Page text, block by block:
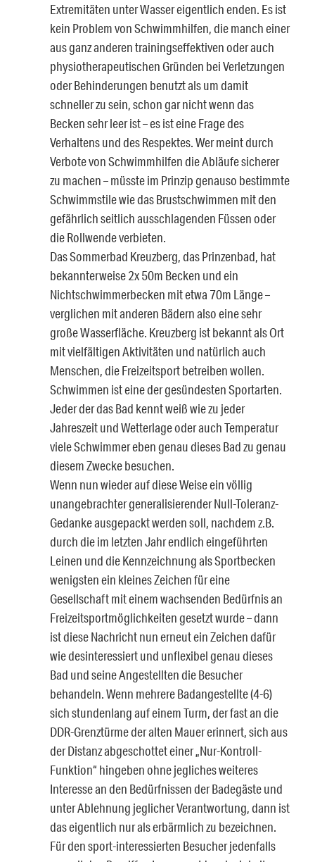
Extremitäten unter Wasser eigentlich enden. Es ist
kein Problem von Schwimmhilfen, die manch einer
aus ganz anderen trainingseffektiven oder auch
physiotherapeutischen Gründen bei Verletzungen
oder Behinderungen benutzt als um damit
schneller zu sein, schon gar nicht wenn das
Becken sehr leer ist – es ist eine Frage des
Verhaltens und des Respektes. Wer meint durch
Verbote von Schwimmhilfen die Abläufe sicherer
zu machen – müsste im Prinzip genauso bestimmte
Schwimmstile wie das Brustschwimmen mit den
gefährlich seitlich ausschlagenden Füssen oder
die Rollwende verbieten.
Das Sommerbad Kreuzberg, das Prinzenbad, hat
bekannterweise 2x 50m Becken und ein
Nichtschwimmerbecken mit etwa 70m Länge –
verglichen mit anderen Bädern also eine sehr
große Wasserfläche. Kreuzberg ist bekannt als Ort
mit vielfältigen Aktivitäten und natürlich auch
Menschen, die Freizeitsport betreiben wollen.
Schwimmen ist eine der gesündesten Sportarten.
Jeder der das Bad kennt weiß wie zu jeder
Jahreszeit und Wetterlage oder auch Temperatur
viele Schwimmer eben genau dieses Bad zu genau
diesem Zwecke besuchen.
Wenn nun wieder auf diese Weise ein völlig
unangebrachter generalisierender Null-Toleranz-
Gedanke ausgepackt werden soll, nachdem z.B.
durch die im letzten Jahr endlich eingeführten
Leinen und die Kennzeichnung als Sportbecken
wenigsten ein kleines Zeichen für eine
Gesellschaft mit einem wachsenden Bedürfnis an
Freizeitsportmöglichkeiten gesetzt wurde – dann
ist diese Nachricht nun erneut ein Zeichen dafür
wie desinteressiert und unflexibel genau dieses
Bad und seine Angestellten die Besucher
behandeln. Wenn mehrere Badangestellte (4-6)
sich stundenlang auf einem Turm, der fast an die
DDR-Grenztürme der alten Mauer erinnert, sich aus
der Distanz abgeschottet einer „Nur-Kontroll-
Funktion“ hingeben ohne jegliches weiteres
Interesse an den Bedürfnissen der Badegäste und
unter Ablehnung jeglicher Verantwortung, dann ist
das eigentlich nur als erbärmlich zu bezeichnen.
Für den sport-interessierten Besucher jedenfalls